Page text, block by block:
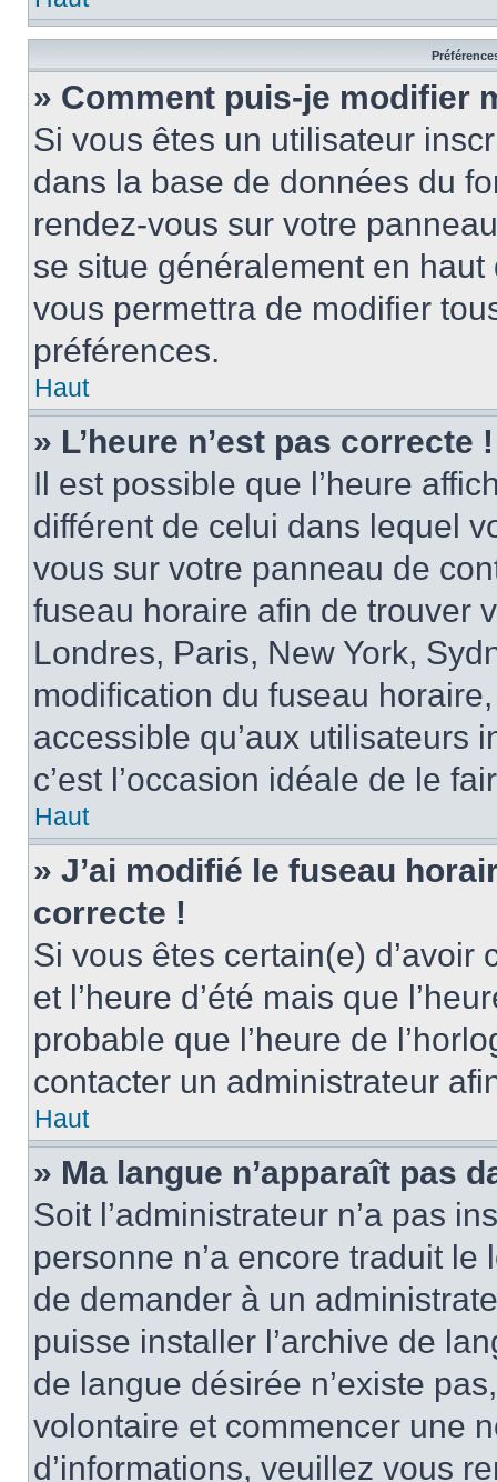
» Comment puis-je modifier
Si vous êtes un utilisateur
dans la base de données du
rendez-vous sur votre
se situe généralement en
vous permettra de modifier
préférences.
Haut
» L’heure n’est pas correcte !
Il est possible que l’heure
différent de celui dans lequel
vous sur votre panneau de
fuseau horaire afin de trouver
Londres, Paris, New York,
modification du fuseau
accessible qu’aux utilisateurs
c’est l’occasion idéale de le
Haut
» J’ai modifié le fuseau
correcte !
Si vous êtes certain(e)
et l’heure d’été mais que
probable que l’heure de
contacter un administrateur
Haut
» Ma langue n’apparaît pas
Soit l’administrateur n’a pas
personne n’a encore traduit
de demander à un
puisse installer l’archive de
de langue désirée n’existe
volontaire et commencer une
d’informations, veuillez vous